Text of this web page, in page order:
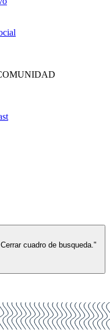
Cerrar cuadro de busqueda."